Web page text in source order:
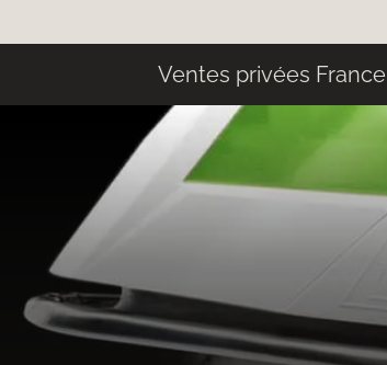
Ventes privées France